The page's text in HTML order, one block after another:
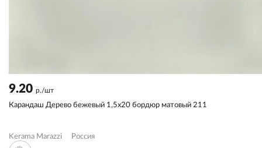
9.20 р./шт
Карандаш Дерево бежевый 1,5x20 бордюр матовый 211
Kerama Marazzi Россия